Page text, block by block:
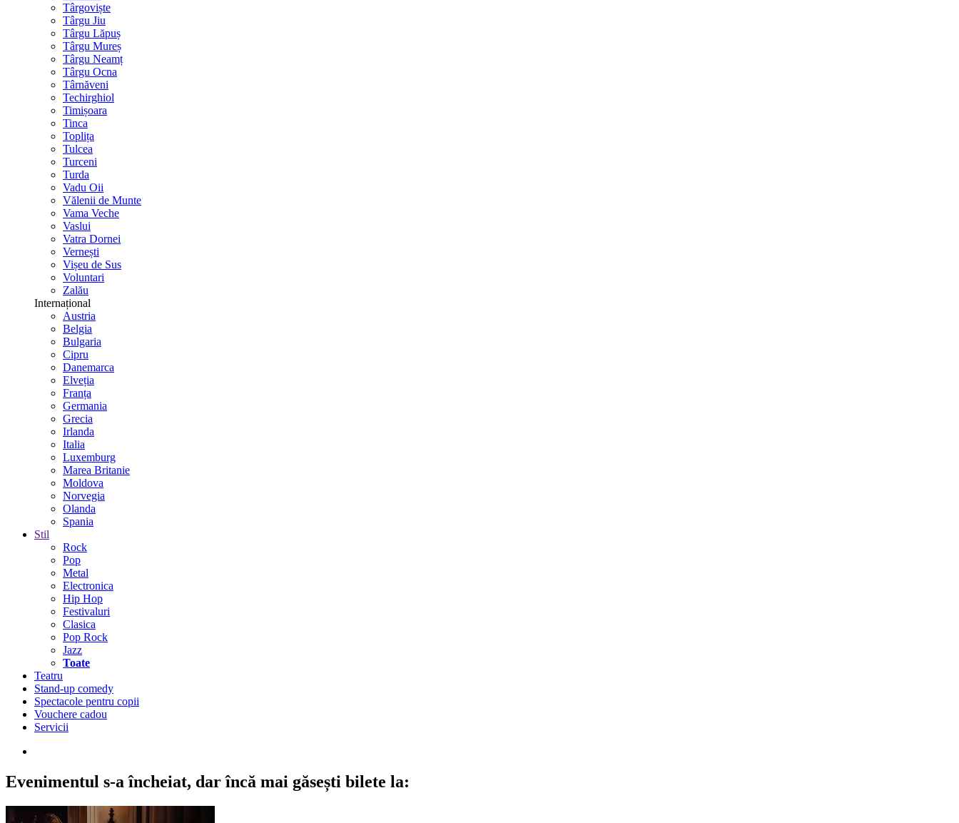
Târgoviște
Târgu Jiu
Târgu Lăpuș
Târgu Mureș
Târgu Neamț
Târgu Ocna
Târnăveni
Techirghiol
Timișoara
Tinca
Toplița
Tulcea
Turceni
Turda
Vadu Oii
Vălenii de Munte
Vama Veche
Vaslui
Vatra Dornei
Vernești
Vișeu de Sus
Voluntari
Zalău
Internațional
Austria
Belgia
Bulgaria
Cipru
Danemarca
Elveția
Franța
Germania
Grecia
Irlanda
Italia
Luxemburg
Marea Britanie
Moldova
Norvegia
Olanda
Spania
Stil
Rock
Pop
Metal
Electronica
Hip Hop
Festivaluri
Clasica
Pop Rock
Jazz
Toate
Teatru
Stand-up comedy
Spectacole pentru copii
Vouchere cadou
Servicii
Evenimentul s-a încheiat, dar încă mai găsești bilete la: